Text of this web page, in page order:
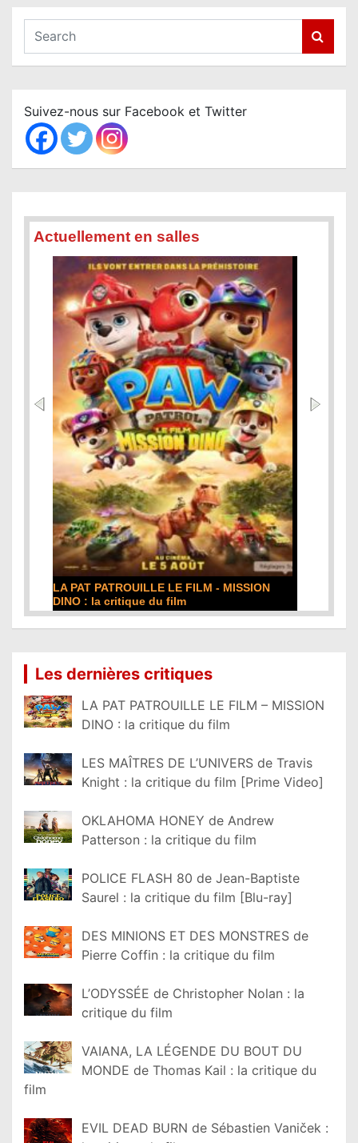
a
c
h
Suivez-nous sur Facebook et Twitter
Actuellement en salles
LA PAT PATROUILLE LE FILM - MISSION
DINO : la critique du film
Les dernières critiques
LA PAT PATROUILLE LE FILM – MISSION
DINO : la critique du film
LES MAÎTRES DE L’UNIVERS de Travis
Knight : la critique du film [Prime Video]
OKLAHOMA HONEY de Andrew
Patterson : la critique du film
POLICE FLASH 80 de Jean-Baptiste
Saurel : la critique du film [Blu-ray]
DES MINIONS ET DES MONSTRES de
Pierre Coffin : la critique du film
L’ODYSSÉE de Christopher Nolan : la
critique du film
VAIANA, LA LÉGENDE DU BOUT DU
MONDE de Thomas Kail : la critique du
film
EVIL DEAD BURN de Sébastien Vaniček :